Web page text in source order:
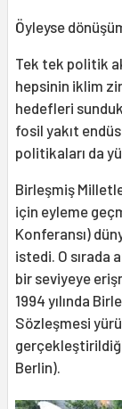
Öyleyse
Tek tek politik
hepsinin iklim
hedefleri
fosil yakıt
politikaları da
Birleşmiş
için eyleme
Konferansı)
istedi. O sırada
bir seviyeye
1994 yılında
Sözleşmesi
gerçekleştirildiği
Berlin).